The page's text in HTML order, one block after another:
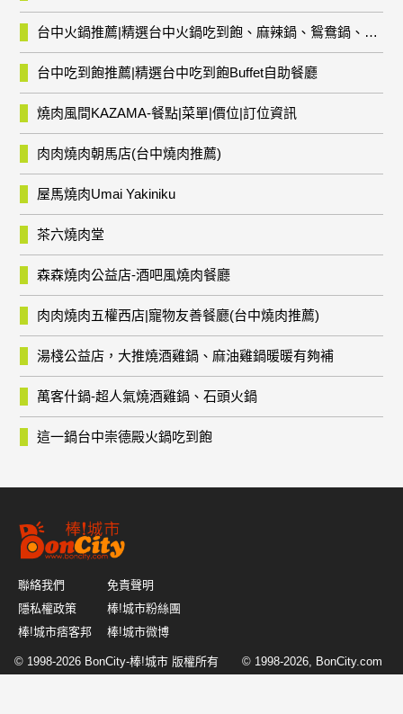
台中火鍋推薦|精選台中火鍋吃到飽、麻辣鍋、鴛鴦鍋、石頭火鍋、酸菜白肉鍋、海鮮鍋、燒酒雞、麻油雞、壽喜燒等熱門人氣火鍋店!
台中吃到飽推薦|精選台中吃到飽Buffet自助餐廳
燒肉風間KAZAMA-餐點|菜單|價位|訂位資訊
肉肉燒肉朝馬店(台中燒肉推薦)
屋馬燒肉Umai Yakiniku
茶六燒肉堂
森森燒肉公益店-酒吧風燒肉餐廳
肉肉燒肉五權西店|寵物友善餐廳(台中燒肉推薦)
湯棧公益店，大推燒酒雞鍋、麻油雞鍋暖暖有夠補
萬客什鍋-超人氣燒酒雞鍋、石頭火鍋
這一鍋台中崇德殿火鍋吃到飽
聯絡我們
免責聲明
隱私權政策
棒!城市粉絲團
棒!城市痞客邦
棒!城市微博
© 1998-2026 BonCity-棒!城市 版權所有 © 1998-2026, BonCity.com